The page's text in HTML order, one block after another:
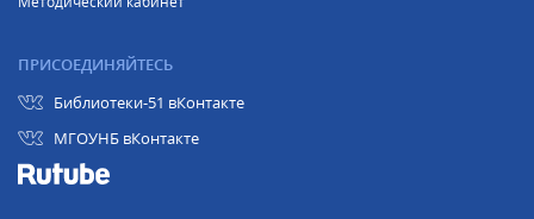
ПРИСОЕДИНЯЙТЕСЬ
Библиотеки-51 вКонтакте
МГОУНБ вКонтакте